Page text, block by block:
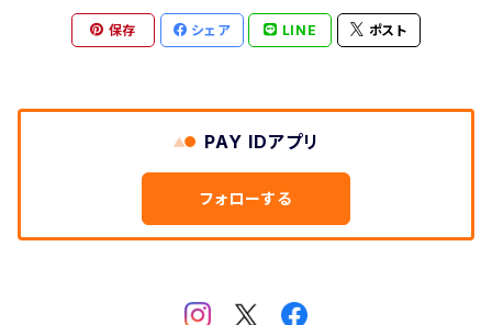
保存 シェア LINE ポスト
PAY IDアプリ
フォローする